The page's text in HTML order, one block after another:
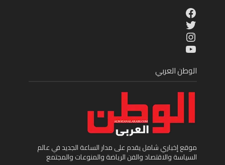
Facebook
Twitter
Instagram
YouTube
الوطن العربي
موقع إخباري شامل يقدم على مدار الساعة الجديد في عالم
السياسة والاقتصاد والفن الرياضة والمنوعات والمجتمع